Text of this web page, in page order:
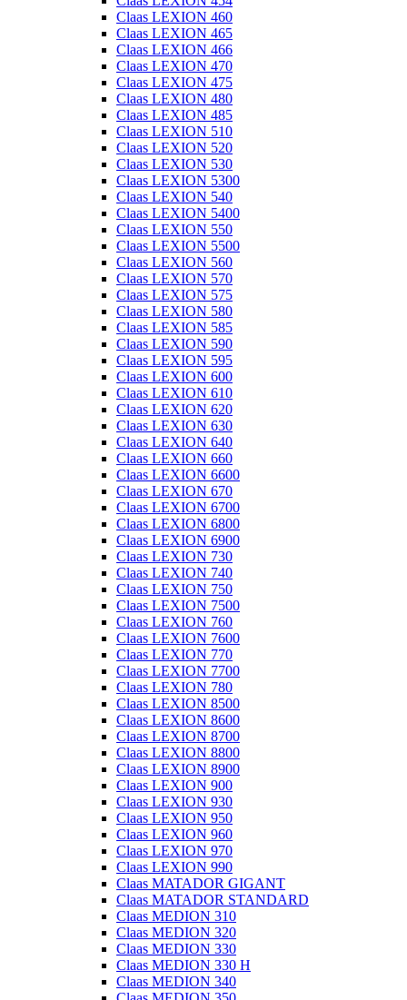
Claas LEXION 460
Claas LEXION 465
Claas LEXION 466
Claas LEXION 470
Claas LEXION 475
Claas LEXION 480
Claas LEXION 485
Claas LEXION 510
Claas LEXION 520
Claas LEXION 530
Claas LEXION 5300
Claas LEXION 540
Claas LEXION 5400
Claas LEXION 550
Claas LEXION 5500
Claas LEXION 560
Claas LEXION 570
Claas LEXION 575
Claas LEXION 580
Claas LEXION 585
Claas LEXION 590
Claas LEXION 595
Claas LEXION 600
Claas LEXION 610
Claas LEXION 620
Claas LEXION 630
Claas LEXION 640
Claas LEXION 660
Claas LEXION 6600
Claas LEXION 670
Claas LEXION 6700
Claas LEXION 6800
Claas LEXION 6900
Claas LEXION 730
Claas LEXION 740
Claas LEXION 750
Claas LEXION 7500
Claas LEXION 760
Claas LEXION 7600
Claas LEXION 770
Claas LEXION 7700
Claas LEXION 780
Claas LEXION 8500
Claas LEXION 8600
Claas LEXION 8700
Claas LEXION 8800
Claas LEXION 8900
Claas LEXION 900
Claas LEXION 930
Claas LEXION 950
Claas LEXION 960
Claas LEXION 970
Claas LEXION 990
Claas MATADOR GIGANT
Claas MATADOR STANDARD
Claas MEDION 310
Claas MEDION 320
Claas MEDION 330
Claas MEDION 330 H
Claas MEDION 340